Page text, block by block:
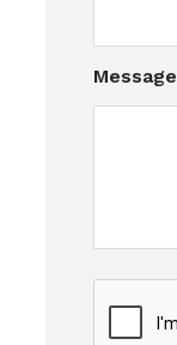
Message